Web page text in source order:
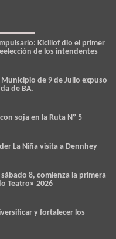
Kicillof dio el primer
de los intendentes
de 9 de Julio expuso
de BA.
soja en la Ruta Nº 5
La Niña visita a Dennhey
8, comienza la primera
Teatro» 2026
y fortalecer los